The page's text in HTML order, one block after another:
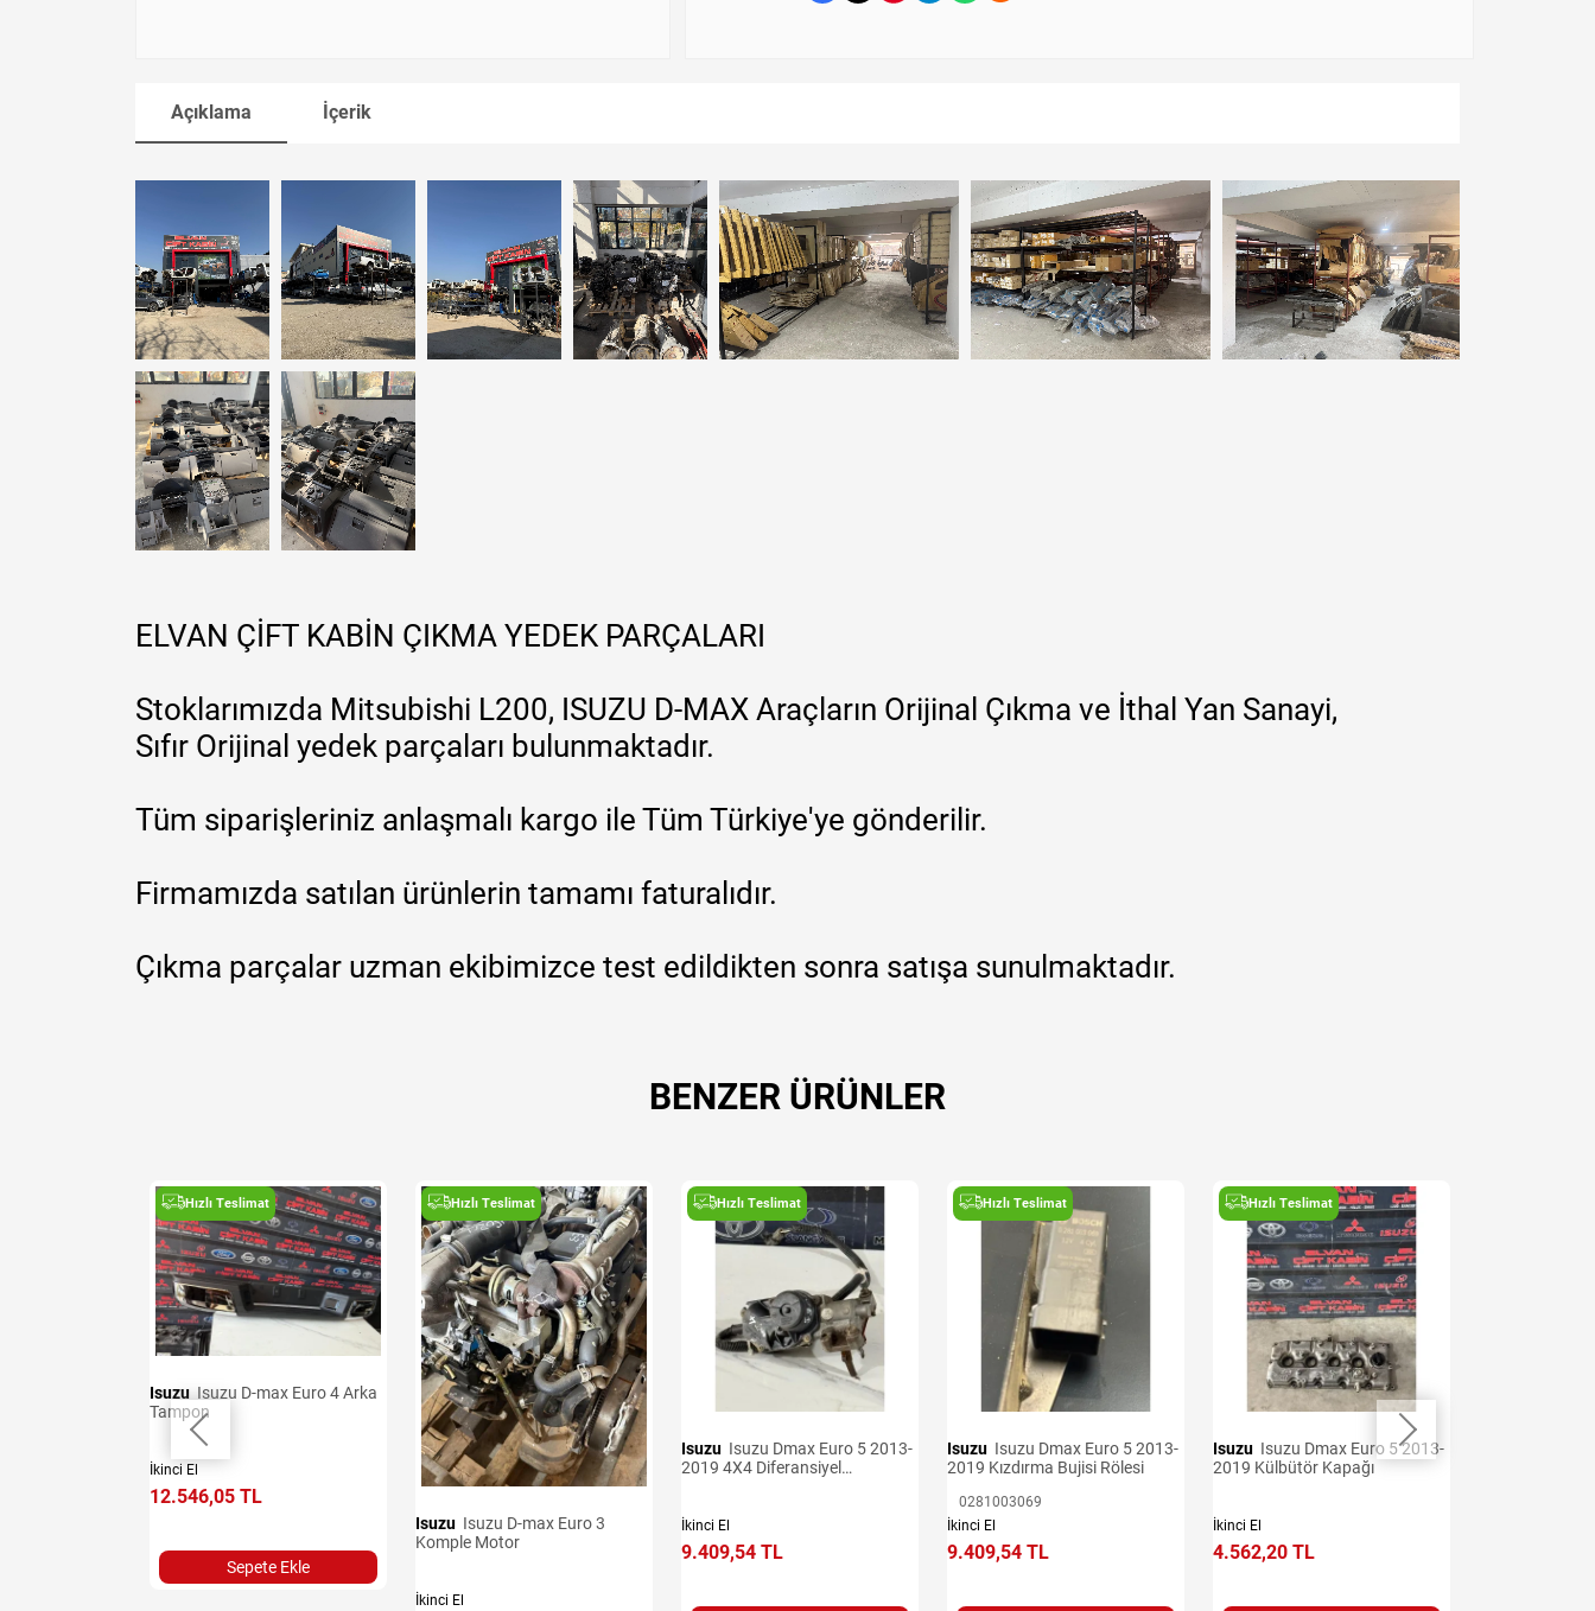
Açıklama İçerik
ELVAN ÇİFT KABİN ÇIKMA YEDEK PARÇALARI
Stoklarımızda Mitsubishi L200, ISUZU D-MAX Araçların Orijinal Çıkma ve İthal Yan Sanayi,
Sıfır Orijinal yedek parçaları bulunmaktadır.
Tüm siparişleriniz anlaşmalı kargo ile Tüm Türkiye'ye gönderilir.
Firmamızda satılan ürünlerin tamamı faturalıdır.
Çıkma parçalar uzman ekibimizce test edildikten sonra satışa sunulmaktadır.
BENZER ÜRÜNLER
Hızlı Teslimat
Isuzu
Tampon
İkinci El
12.546,05 TL
Sepete Ekle
Hızlı Teslimat
Isuzu
Komple Motor
İkinci El
Hızlı Teslimat
Isuzu
2019 4X4 Diferansiyel
İkinci El
9.409,54 TL
Hızlı Teslimat
Isuzu
2019 Kızdırma Bujisi Rölesi
0281003069
İkinci El
9.409,54 TL
Hızlı Teslimat
Isuzu
2019 Külbütör Kapağı
İkinci El
4.562,20 TL